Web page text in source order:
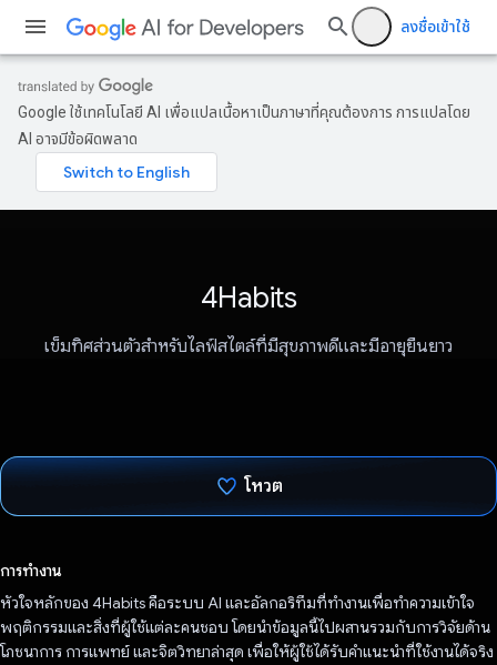
ลงชื่อเข้าใช้
Google ใช้เทคโนโลยี AI เพื่อแปลเนื้อหาเป็นภาษาที่คุณต้องการ การแปลโดย
AI อาจมีข้อผิดพลาด
4Habits
เข็มทิศส่วนตัวสําหรับไลฟ์สไตล์ที่มีสุขภาพดีและมีอายุยืนยาว
โหวต
การทำงาน
หัวใจหลักของ 4Habits คือระบบ AI และอัลกอริทึมที่ทำงานเพื่อทําความเข้าใจ
พฤติกรรมและสิ่งที่ผู้ใช้แต่ละคนชอบ โดยนําข้อมูลนี้ไปผสานรวมกับการวิจัยด้าน
โภชนาการ การแพทย์ และจิตวิทยาล่าสุด เพื่อให้ผู้ใช้ได้รับคําแนะนําที่ใช้งานได้จริง